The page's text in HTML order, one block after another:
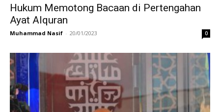
Hukum Memotong Bacaan di Pertengahan
Ayat Alquran
Muhammad Nasif - 20/01/2023 0